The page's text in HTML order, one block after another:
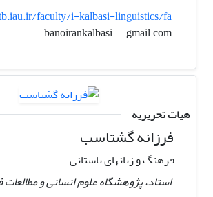
faculty/i-kalbasi-linguistics/fa
gmail.com
هیات تحریریه
فرزانه گشتاسب
فرهنگ و زبانهای باستانی
استاد، پژوهشگاه علوم انسانی و